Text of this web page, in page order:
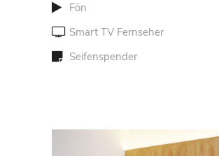
Fön
Smart TV Fernseher
Seifenspender